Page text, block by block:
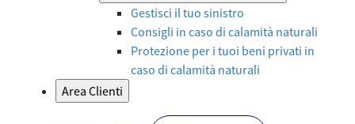
Gestisci il tuo sinistro
Consigli in caso di calamità naturali
Protezione per i tuoi beni privati in
caso di calamità naturali
Area Clienti